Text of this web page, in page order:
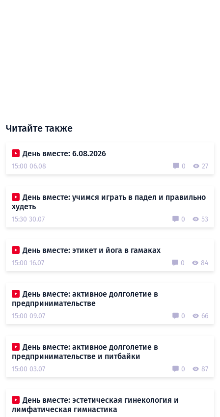
Читайте также
День вместе: 6.08.2026
15:00 06.08 0 27
День вместе: учимся играть в падел и правильно
худеть
15:30 30.07 0 53
День вместе: этикет и йога в гамаках
15:00 16.07 0 84
День вместе: активное долголетие в
предпринимательстве
15:00 09.07 0 66
День вместе: активное долголетие в
предпринимательстве и питбайки
15:00 03.07 0 87
День вместе: эстетическая гинекология и
лимфатическая гимнастика